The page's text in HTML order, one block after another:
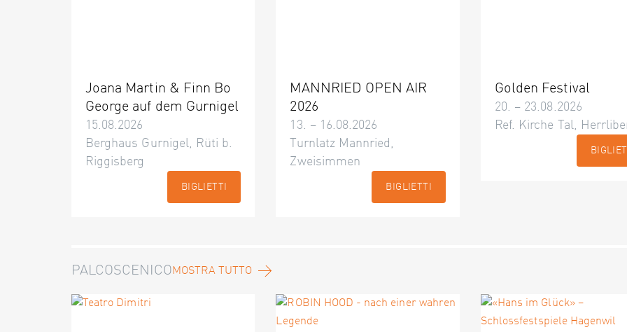
Joana Martin & Finn Bo
George auf dem Gurnigel
15.08.2026
Berghaus Gurnigel, Rüti b.
Riggisberg
BIGLIETTI
MANNRIED OPEN AIR
2026
13. – 16.08.2026
Turnlatz Mannried,
Zweisimmen
BIGLIETTI
Golden Festival
20. – 23.08.2026
Ref. Kirche Tal,
PALCOSCENICOMOSTRA TUTTO